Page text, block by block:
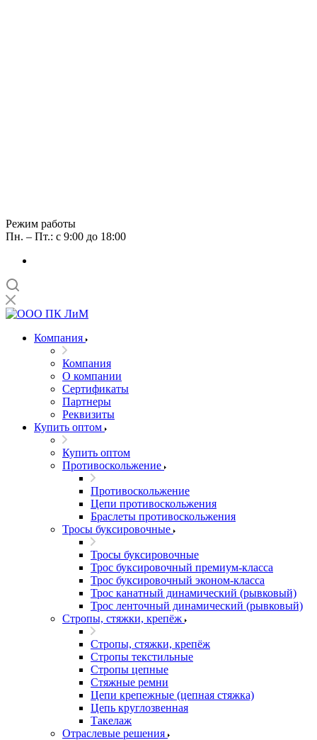
Режим работы
Пн. – Пт.: с 9:00 до 18:00
Компания
Компания
О компании
Сертификаты
Партнеры
Реквизиты
Купить оптом
Купить оптом
Противоскольжение
Противоскольжение
Цепи противоскольжения
Браслеты противоскольжения
Тросы буксировочные
Тросы буксировочные
Трос буксировочный премиум-класса
Трос буксировочный эконом-класса
Трос канатный динамический (рывковый)
Трос ленточный динамический (рывковый)
Стропы, стяжки, крепёж
Стропы, стяжки, крепёж
Стропы текстильные
Стропы цепные
Стяжные ремни
Цепи крепежные (цепная стяжка)
Цепь круглозвенная
Такелаж
Отраслевые решения